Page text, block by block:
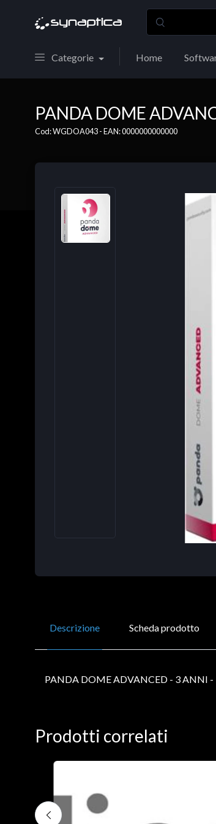
Categorie Home
PANDA DOME
Cod: WGDOA043 - EAN: 0000000000000
Descrizione Scheda prodotto
PANDA DOME ADVANCED - 3 ANNI -
Prodotti correlati